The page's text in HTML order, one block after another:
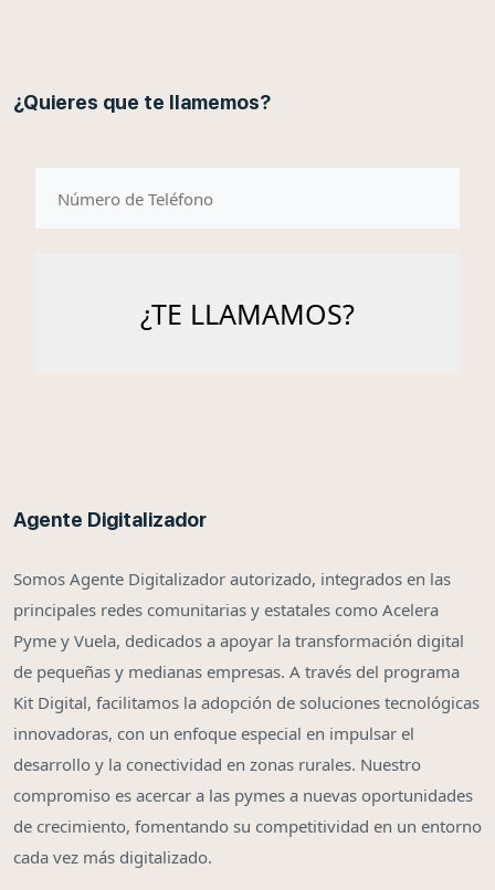
¿Quieres que te llamemos?
Agente Digitalizador
Somos Agente Digitalizador autorizado, integrados en las
principales redes comunitarias y estatales como Acelera
Pyme y Vuela, dedicados a apoyar la transformación digital
de pequeñas y medianas empresas. A través del programa
Kit Digital, facilitamos la adopción de soluciones tecnológicas
innovadoras, con un enfoque especial en impulsar el
desarrollo y la conectividad en zonas rurales. Nuestro
compromiso es acercar a las pymes a nuevas oportunidades
de crecimiento, fomentando su competitividad en un entorno
cada vez más digitalizado.